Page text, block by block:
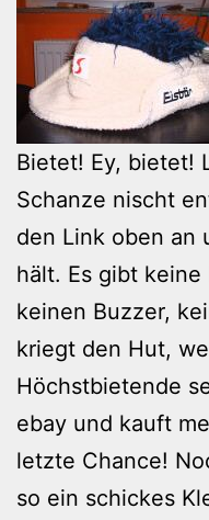
Bietet! Ey, bietet!
Schanze nischt
den Link oben an
hält. Es gibt
keinen Buzzer,
kriegt den Hut,
Höchstbietende
ebay und kauft
letzte Chance!
so ein schickes